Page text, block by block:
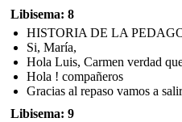
Libisema: 8
HISTORIA DE LA
Si, María,
Hola Luis, Carmen verdad
Hola ! compañeros
Gracias al repaso vamos a
Libisema: 9